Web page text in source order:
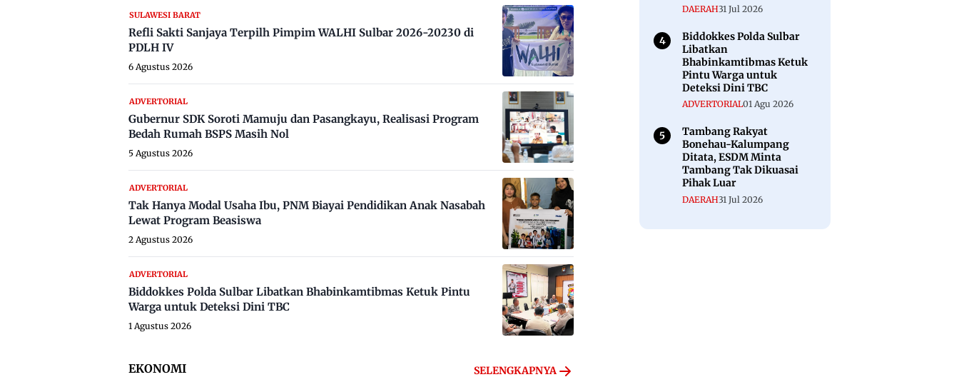
SULAWESI BARAT
Refli Sakti Sanjaya Terpilh Pimpim WALHI Sulbar 2026-20230 di
PDLH IV
6 Agustus 2026
ADVERTORIAL
Gubernur SDK Soroti Mamuju dan Pasangkayu, Realisasi Program
Bedah Rumah BSPS Masih Nol
5 Agustus 2026
ADVERTORIAL
Tak Hanya Modal Usaha Ibu, PNM Biayai Pendidikan Anak Nasabah
Lewat Program Beasiswa
2 Agustus 2026
ADVERTORIAL
Biddokkes Polda Sulbar Libatkan Bhabinkamtibmas Ketuk Pintu
Warga untuk Deteksi Dini TBC
1 Agustus 2026
EKONOMI SELENGKAPNYA
DAERAH31 Jul 2026
Biddokkes Polda Sulbar
Libatkan
Bhabinkamtibmas Ketuk
Pintu Warga untuk
Deteksi Dini TBC
ADVERTORIAL01 Agu 2026
Tambang Rakyat
Bonehau-Kalumpang
Ditata, ESDM Minta
Tambang Tak Dikuasai
Pihak Luar
DAERAH31 Jul 2026